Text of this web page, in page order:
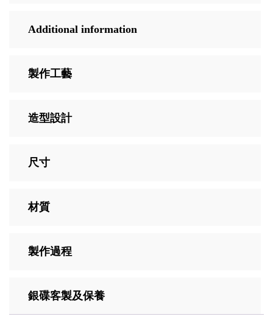
Additional information
製作工藝
造型設計
尺寸
材質
製作過程
銀碟客製及保養